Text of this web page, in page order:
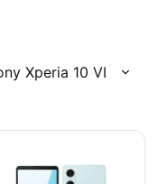
Xperia 10 VI